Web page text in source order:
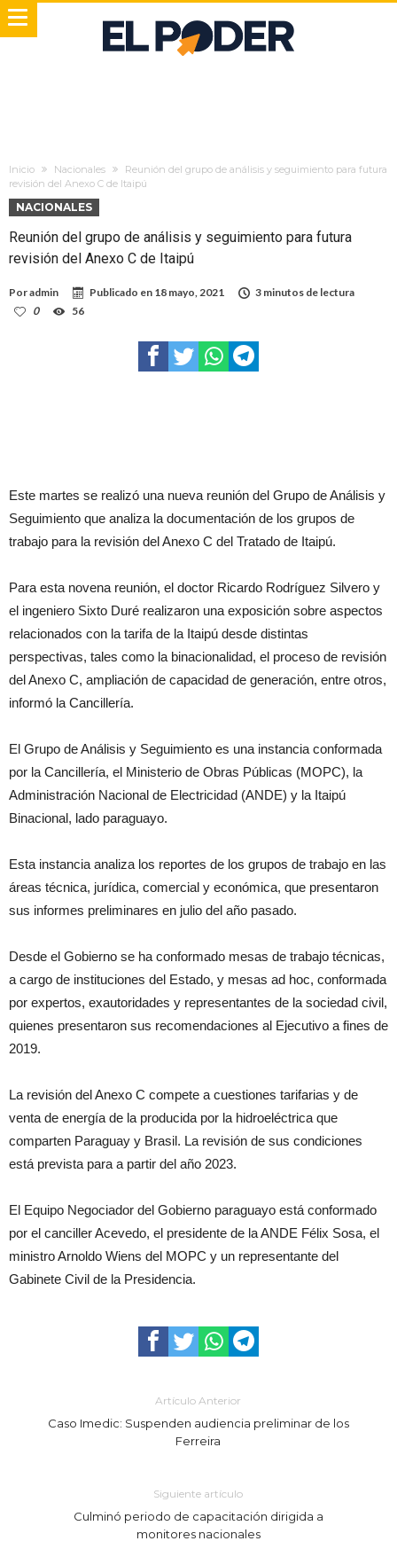
Inicio Nacionales
Reunión del grupo de análisis y seguimiento para futura
revisión del Anexo C de Itaipú
NACIONALES
Reunión del grupo de análisis y seguimiento para futura
revisión del Anexo C de Itaipú
Poradmin Publicado en 18 mayo, 2021
3 minutos de lectura
0
56
Este martes se realizó una nueva reunión del Grupo de Análisis y
Seguimiento que analiza la documentación de los grupos de
trabajo para la revisión del Anexo C del Tratado de Itaipú.
Para esta novena reunión, el doctor Ricardo Rodríguez Silvero y
el ingeniero Sixto Duré realizaron una exposición sobre aspectos
relacionados con la tarifa de la Itaipú desde distintas
perspectivas, tales como la binacionalidad, el proceso de revisión
del Anexo C, ampliación de capacidad de generación, entre otros,
informó la Cancillería.
El Grupo de Análisis y Seguimiento es una instancia conformada
por la Cancillería, el Ministerio de Obras Públicas (MOPC), la
Administración Nacional de Electricidad (ANDE) y la Itaipú
Binacional, lado paraguayo.
Esta instancia analiza los reportes de los grupos de trabajo en las
áreas técnica, jurídica, comercial y económica, que presentaron
sus informes preliminares en julio del año pasado.
Desde el Gobierno se ha conformado mesas de trabajo técnicas,
a cargo de instituciones del Estado, y mesas ad hoc, conformada
por expertos, exautoridades y representantes de la sociedad civil,
quienes presentaron sus recomendaciones al Ejecutivo a fines de
2019.
La revisión del Anexo C compete a cuestiones tarifarias y de
venta de energía de la producida por la hidroeléctrica que
comparten Paraguay y Brasil. La revisión de sus condiciones
está prevista para a partir del año 2023.
El Equipo Negociador del Gobierno paraguayo está conformado
por el canciller Acevedo, el presidente de la ANDE Félix Sosa, el
ministro Arnoldo Wiens del MOPC y un representante del
Gabinete Civil de la Presidencia.
Artículo Anterior
Caso Imedic: Suspenden audiencia preliminar de los
Ferreira
Siguiente artículo
Culminó periodo de capacitación dirigida a
monitores nacionales